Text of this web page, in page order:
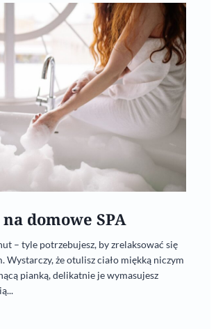
domowe SPA
– tyle potrzebujesz, by zrelaksować się
Wystarczy, że otulisz ciało miękką niczym
pianką, delikatnie je wymasujesz